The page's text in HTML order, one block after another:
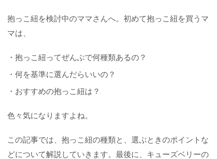
抱っこ紐を検討中のママさんへ。初めて抱っこ紐を買うマ
マは、
・抱っこ紐ってぜんぶで何種類あるの？
・何を基準に選んだらいいの？
・おすすめの抱っこ紐は？
色々気になりますよね。
この記事では、抱っこ紐の種類と、選ぶときのポイントな
どについて解説していきます。最後に、キューズベリーの